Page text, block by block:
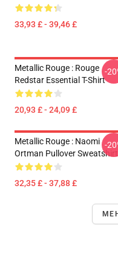
33,93 £ - 39,46 £
Metallic Rouge : Rouge
Redstar Essential T-Shirt
20,93 £ - 24,09 £
-
Metallic Rouge : Naomi
Ortman Pullover Sweatshirt
32,35 £ - 37,88 £
-